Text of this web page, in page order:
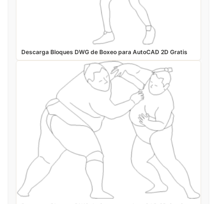
Descarga Bloques DWG de Boxeo para AutoCAD 2D Gratis